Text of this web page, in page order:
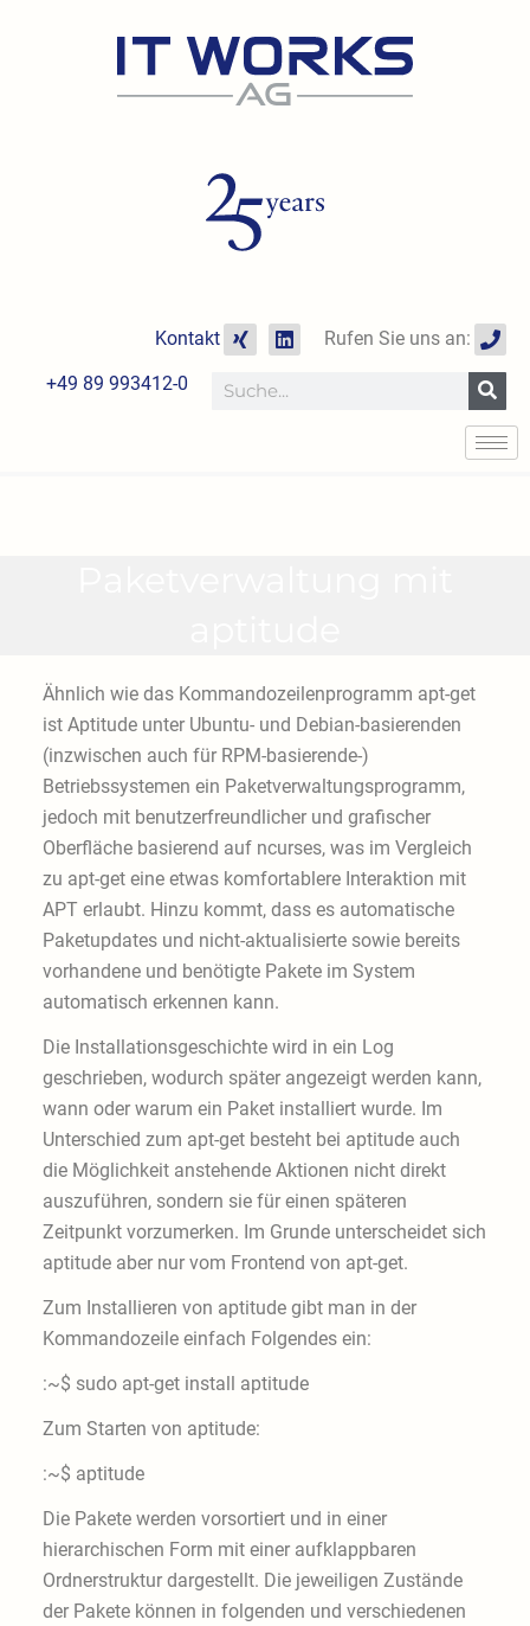
Kontakt
X
i
g
L
i
k
Rufen Sie uns an:
P
h
o
n
e
+49 89 993412-0 Suche
Ähnlich wie das Kommandozeilenprogramm apt-get
ist Aptitude unter Ubuntu- und Debian-basierenden
(inzwischen auch für RPM-basierende-)
Betriebssystemen ein Paketverwaltungsprogramm,
jedoch mit benutzerfreundlicher und grafischer
Oberfläche basierend auf ncurses, was im Vergleich
zu apt-get eine etwas komfortablere Interaktion mit
APT erlaubt. Hinzu kommt, dass es automatische
Paketupdates und nicht-aktualisierte sowie bereits
vorhandene und benötigte Pakete im System
automatisch erkennen kann.
Die Installationsgeschichte wird in ein Log
geschrieben, wodurch später angezeigt werden kann,
wann oder warum ein Paket installiert wurde. Im
Unterschied zum apt-get besteht bei aptitude auch
die Möglichkeit anstehende Aktionen nicht direkt
auszuführen, sondern sie für einen späteren
Zeitpunkt vorzumerken. Im Grunde unterscheidet sich
aptitude aber nur vom Frontend von apt-get.
Zum Installieren von aptitude gibt man in der
Kommandozeile einfach Folgendes ein:
:~$ sudo apt-get install aptitude
Zum Starten von aptitude:
:~$ aptitude
Die Pakete werden vorsortiert und in einer
hierarchischen Form mit einer aufklappbaren
Ordnerstruktur dargestellt. Die jeweiligen Zustände
der Pakete können in folgenden und verschiedenen